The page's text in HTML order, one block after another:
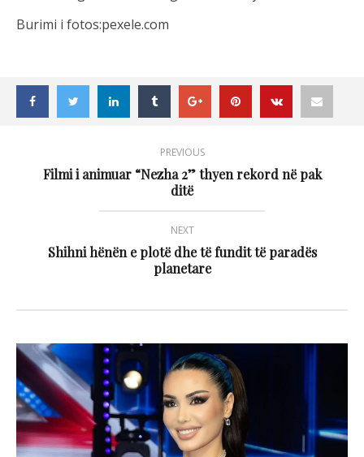
Burimi i fotos:pexele.com
PREVIOUS
Filmi i animuar “Nezha 2” thyen rekord në pak
ditë
NEXT
Shihni hënën e plotë dhe të fundit të paradës
planetare